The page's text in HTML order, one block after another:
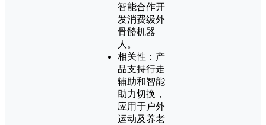
智能合作开
发消费级外
骨骼机器
人‌。
‌相关性‌：产
品支持行走
辅助和智能
助力切换，
应用于户外
运动及养老